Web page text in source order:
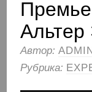
Альтер
Автор: ADMIN
Рубрика: